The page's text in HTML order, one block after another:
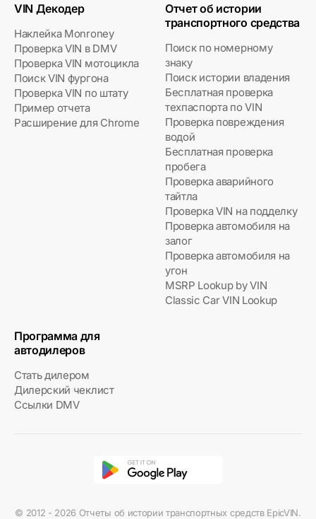
VIN Декодер
Наклейка Monroney
Проверка VIN в DMV
Проверка VIN мотоцикла
Поиск VIN фургона
Проверка VIN по штату
Пример отчета
Расширение для Chrome
Отчет об истории
транспортного средства
Поиск по номерному
знаку
Поиск истории владения
Бесплатная проверка
техпаспорта по VIN
Проверка повреждения
водой
Бесплатная проверка
пробега
Проверка аварийного
тайтла
Проверка VIN на подделку
Проверка автомобиля на
залог
Проверка автомобиля на
угон
MSRP Lookup by VIN
Classic Car VIN Lookup
Программа для
автодилеров
Стать дилером
Дилерский чеклист
Ссылки DMV
© 2012 - 2026 Отчеты об истории транспортных средств EpicVIN.